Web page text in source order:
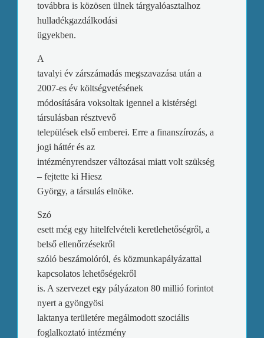
továbbra is közösen ülnek tárgyalóasztalhoz
hulladékgazdálkodási
ügyekben.
A
tavalyi év zárszámadás megszavazása után a
2007-es év költségvetésének
módosítására voksoltak igennel a kistérségi
társulásban résztvevő
települések első emberei. Erre a finanszírozás, a
jogi háttér és az
intézményrendszer változásai miatt volt szükség
– fejtette ki Hiesz
György, a társulás elnöke.
Szó
esett még egy hitelfelvételi keretlehetőségről, a
belső ellenőrzésekről
szóló beszámolóról, és közmunkapályázattal
kapcsolatos lehetőségekről
is. A szervezet egy pályázaton 80 millió forintot
nyert a gyöngyösi
laktanya területére megálmodott szociális
foglalkoztató intézmény